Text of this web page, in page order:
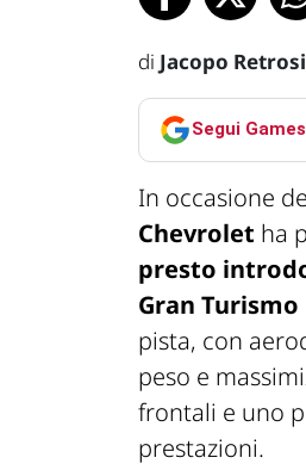
di Jacopo Retrosi
Segui
In occasione
Chevrolet ha
presto
Gran
pista, con
peso e
frontali e uno
prestazioni.